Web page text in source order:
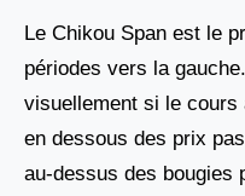
Le Chikou Span est le
périodes vers la
visuellement si le
en dessous des prix
au-dessus des bougies